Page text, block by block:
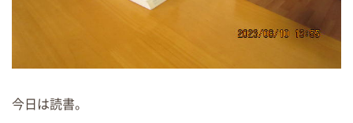
今日は読書。